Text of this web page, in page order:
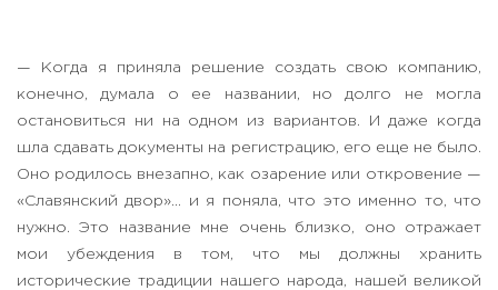
— Когда я приняла решение создать свою компанию,
конечно, думала о ее названии, но долго не могла
остановиться ни на одном из вариантов. И даже когда
шла сдавать документы на регистрацию, его еще не было.
Оно родилось внезапно, как озарение или откровение —
«Славянский двор»… и я поняла, что это именно то, что
нужно. Это название мне очень близко, оно отражает
мои убеждения в том, что мы должны хранить
исторические традиции нашего народа, нашей великой